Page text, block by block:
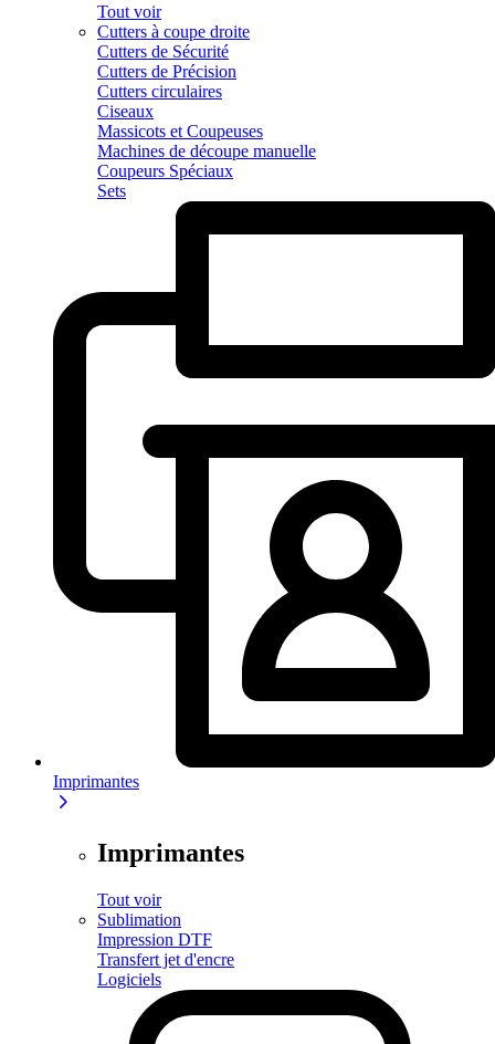
Tout voir
Cutters à coupe droite
Cutters de Sécurité
Cutters de Précision
Cutters circulaires
Ciseaux
Massicots et Coupeuses
Machines de découpe manuelle
Coupeurs Spéciaux
Sets
Imprimantes
Imprimantes
Tout voir
Sublimation
Impression DTF
Transfert jet d'encre
Logiciels